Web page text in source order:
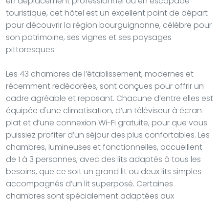
touristique, cet hôtel est un excellent point de départ
pour découvrir la région bourguignonne, célèbre pour
son patrimoine, ses vignes et ses paysages
pittoresques.
Les 43 chambres de l’établissement, modernes et
récemment redécorées, sont conçues pour offrir un
cadre agréable et reposant. Chacune d’entre elles est
équipée d'une climatisation, d’un téléviseur à écran
plat et d’une connexion Wi-Fi gratuite, pour que vous
puissiez profiter d’un séjour des plus confortables. Les
chambres, lumineuses et fonctionnelles, accueillent
de 1 à 3 personnes, avec des lits adaptés à tous les
besoins, que ce soit un grand lit ou deux lits simples
accompagnés d’un lit superposé. Certaines
chambres sont spécialement adaptées aux